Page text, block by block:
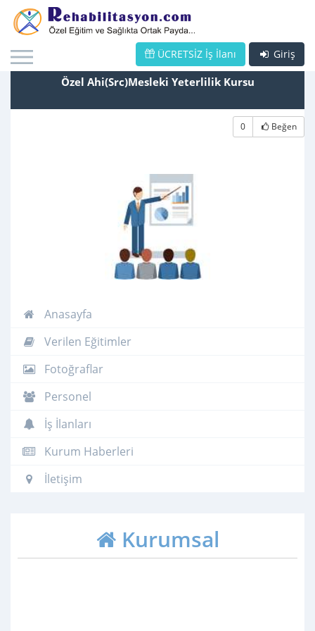
Giriş
ÜCRETSİZ İş İlanı
Özel Ahi(Src)Mesleki Yeterlilik Kursu
0 Beğen
Anasayfa
Verilen Eğitimler
Fotoğraflar
Personel
İş İlanları
Kurum Haberleri
İletişim
Kurumsal